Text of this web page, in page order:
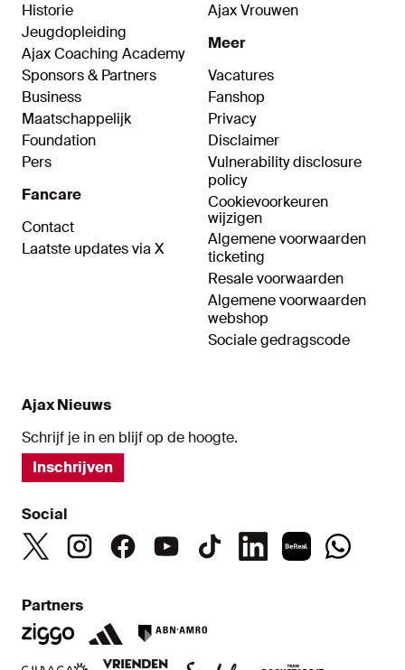
Historie
Jeugdopleiding
Ajax Coaching Academy
Sponsors & Partners
Business
Maatschappelijk
Foundation
Pers
Fancare
Contact
Laatste updates via X
Ajax Vrouwen
Meer
Vacatures
Fanshop
Privacy
Disclaimer
Vulnerability disclosure
policy
Cookievoorkeuren
wijzigen
Algemene voorwaarden
ticketing
Resale voorwaarden
Algemene voorwaarden
webshop
Sociale gedragscode
Ajax Nieuws
Schrijf je in en blijf op de hoogte.
Inschrijven
Social
Partners